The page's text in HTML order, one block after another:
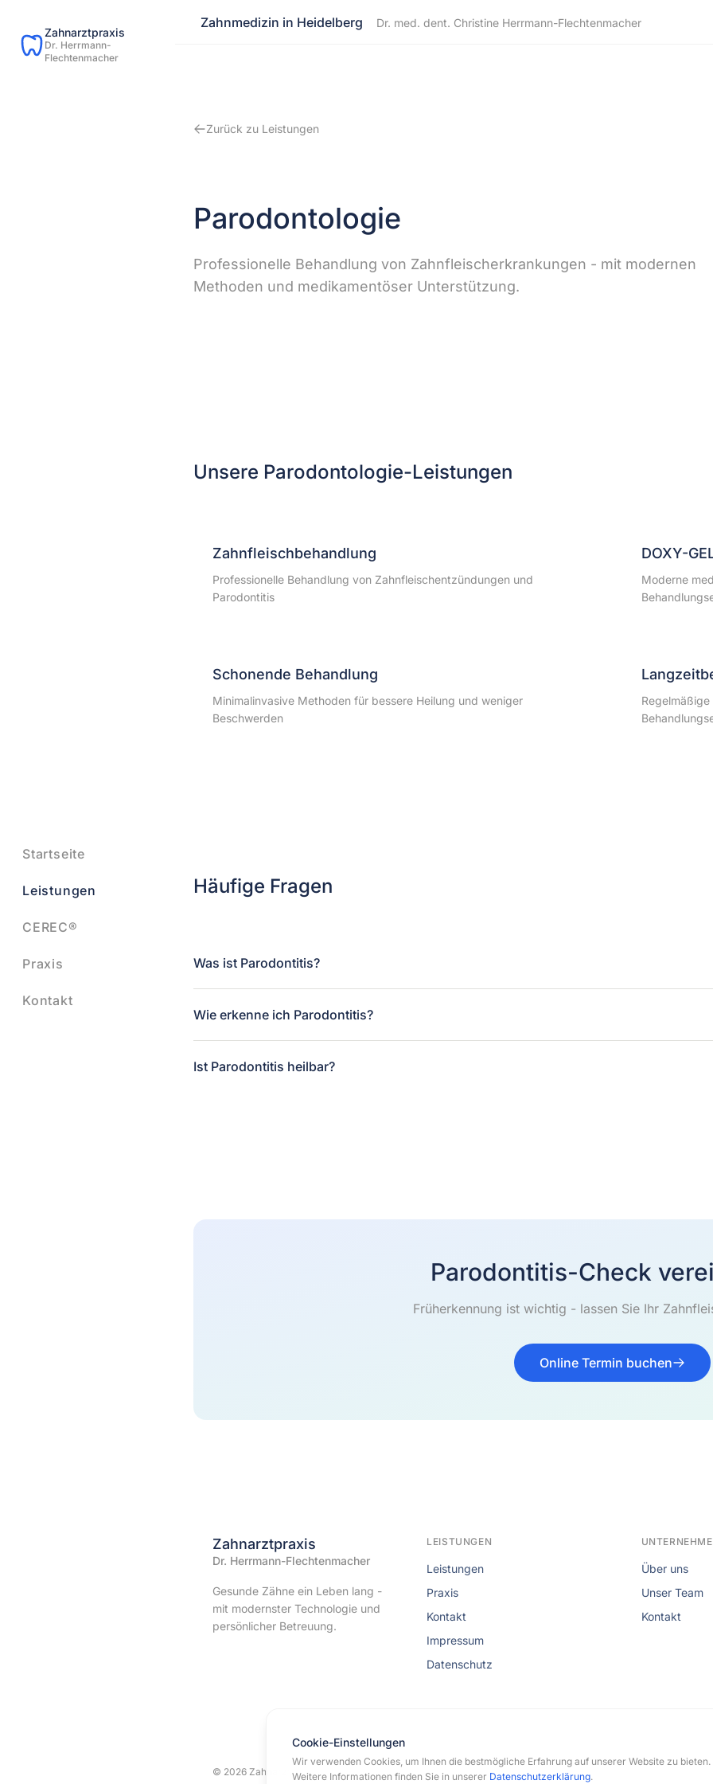
Zahnarztpraxis
Dr. Herrmann-
Flechtenmacher
Startseite
Leistungen
CEREC®
Praxis
Kontakt
Zahnmedizin in Heidelberg Dr. med. dent. Christine Herrmann-Flechtenmacher
Zurück zu Leistungen
Parodontologie
Professionelle Behandlung von Zahnfleischerkrankungen - mit modernen
Methoden und medikamentöser Unterstützung.
Unsere Parodontologie-Leistungen
Zahnfleischbehandlung
Professionelle Behandlung von Zahnfleischentzündungen und
Parodontitis
DOXY-
Moderne
Schonende Behandlung
Minimalinvasive Methoden für bessere Heilung und weniger
Beschwerden
Häufige Fragen
Was ist Parodontitis?
Wie erkenne ich Parodontitis?
Ist Parodontitis heilbar?
Parodontitis-Check
Früherkennung ist wichtig - lassen Sie Ihr
Online Termin buchen
Zahnarztpraxis
Dr. Herrmann-Flechtenmacher
Gesunde Zähne ein Leben lang -
mit modernster Technologie und
persönlicher Betreuung.
LEISTUNGEN
Leistungen
Praxis
Kontakt
Impressum
Datenschutz
Über uns
Unser Team
Kontakt
© 2026 Zahnarztpraxis Dr. Herrmann-Flechtenmacher. Alle Rechte vorbehalten.
Cookie-Einstellungen
Wir verwenden Cookies, um Ihnen die bestmögliche Erfahrung auf unserer Website zu bieten.
Weitere Informationen finden Sie in unserer Datenschutzerklärung.